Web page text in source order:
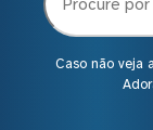
Caso não veja